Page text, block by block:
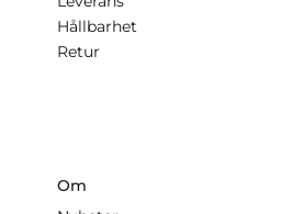
Hållbarhet
Retur
Om